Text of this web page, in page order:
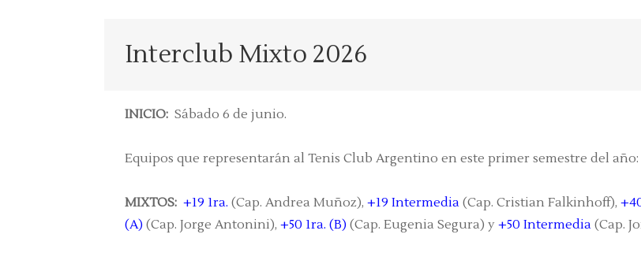
Interclub Mixto 2026
INICIO: Sábado 6 de junio.
Equipos que representarán al Tenis Club Argentino en este primer semestre del año:
MIXTOS: +19 1ra. (Cap. Andrea Muñoz), +19 Intermedia (Cap. Cristian Falkinhoff),
(A) (Cap. Jorge Antonini), +50 1ra. (B) (Cap. Eugenia Segura) y +50 Intermedia (Cap.